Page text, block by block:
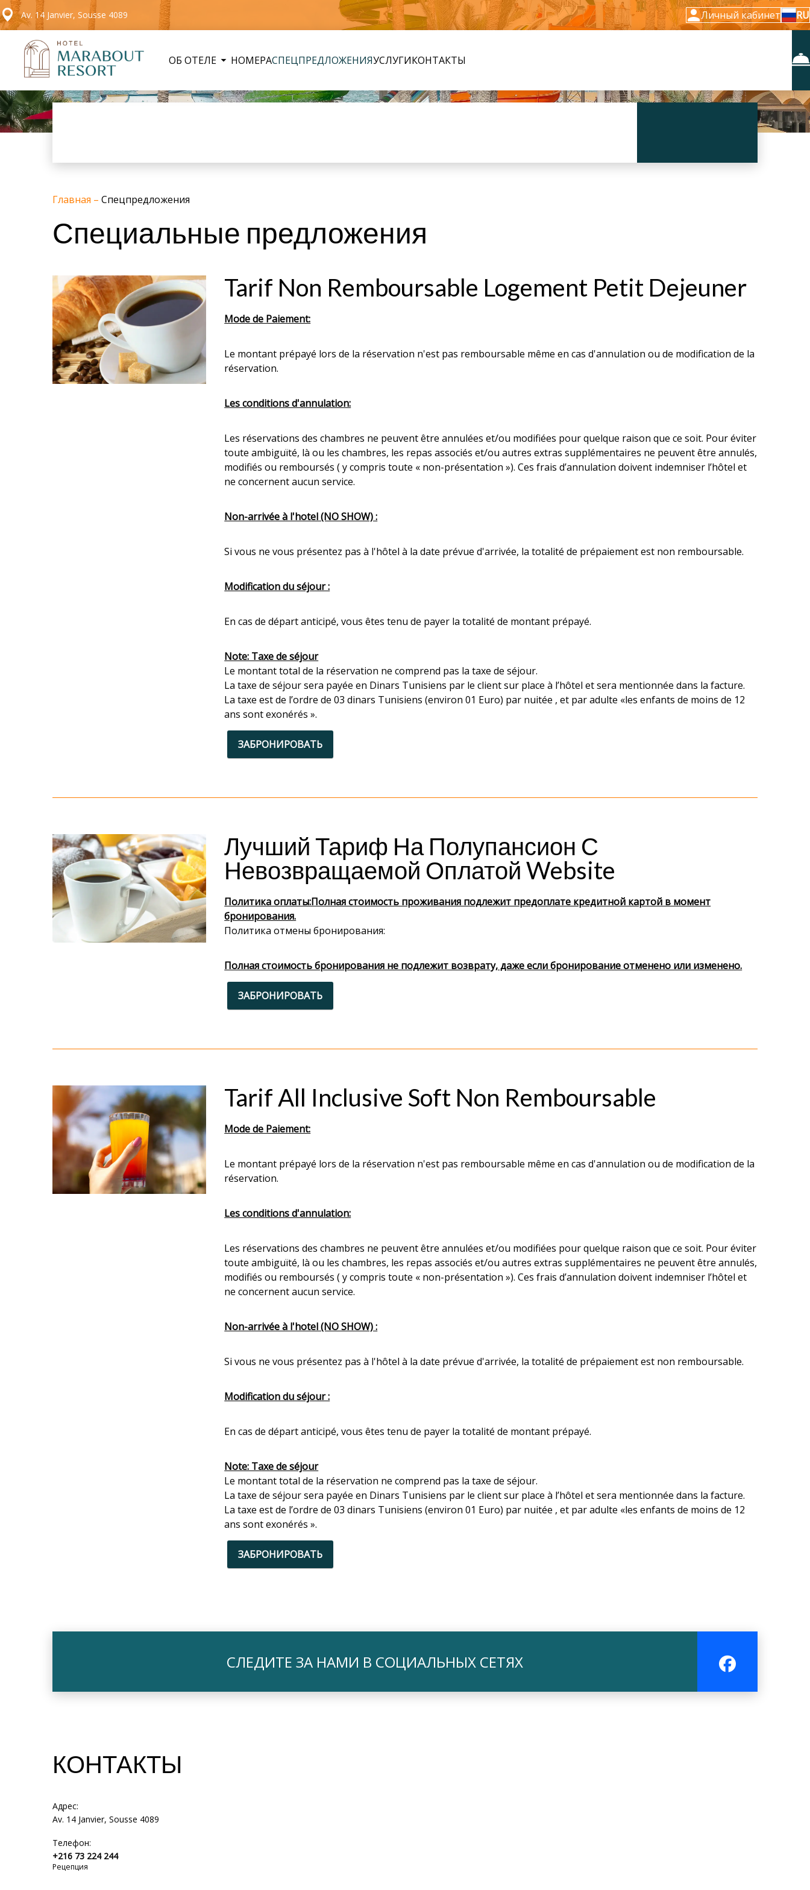
Av. 14 Janvier, Sousse 4089 Личный кабинет RU
ОБ ОТЕЛЕ НОМЕРАСПЕЦПРЕДЛОЖЕНИЯУСЛУГИКОНТАКТЫ
Главная – Спецпредложения
Специальные предложения
Tarif Non Remboursable Logement Petit Dejeuner
Mode de Paiement:
Le montant prépayé lors de la réservation n'est pas remboursable même en cas d'annulation ou de modification de la
réservation.
Les conditions d'annulation:
Les réservations des chambres ne peuvent être annulées et/ou modifiées pour quelque raison que ce soit. Pour éviter
toute ambiguïté, là ou les chambres, les repas associés et/ou autres extras supplémentaires ne peuvent être annulés,
modifiés ou remboursés ( y compris toute « non-présentation »). Ces frais d’annulation doivent indemniser l’hôtel et
ne concernent aucun service.
Non-arrivée à l'hotel (NO SHOW) :
Si vous ne vous présentez pas à l'hôtel à la date prévue d'arrivée, la totalité de prépaiement est non remboursable.
Modification du séjour :
En cas de départ anticipé, vous êtes tenu de payer la totalité de montant prépayé.
Note: Taxe de séjour
Le montant total de la réservation ne comprend pas la taxe de séjour.
La taxe de séjour sera payée en Dinars Tunisiens par le client sur place à l’hôtel et sera mentionnée dans la facture.
La taxe est de l’ordre de 03 dinars Tunisiens (environ 01 Euro) par nuitée , et par adulte «les enfants de moins de 12
ans sont exonérés ».
ЗАБРОНИРОВАТЬ
Лучший Тариф На Полупансион С
Невозвращаемой Оплатой Website
Политика оплаты:Полная стоимость проживания подлежит предоплате кредитной картой в момент
бронирования.
Политика отмены бронирования:
Полная стоимость бронирования не подлежит возврату, даже если бронирование отменено или изменено.
ЗАБРОНИРОВАТЬ
Tarif All Inclusive Soft Non Remboursable
Mode de Paiement:
Le montant prépayé lors de la réservation n'est pas remboursable même en cas d'annulation ou de modification de la
réservation.
Les conditions d'annulation:
Les réservations des chambres ne peuvent être annulées et/ou modifiées pour quelque raison que ce soit. Pour éviter
toute ambiguïté, là ou les chambres, les repas associés et/ou autres extras supplémentaires ne peuvent être annulés,
modifiés ou remboursés ( y compris toute « non-présentation »). Ces frais d’annulation doivent indemniser l’hôtel et
ne concernent aucun service.
Non-arrivée à l'hotel (NO SHOW) :
Si vous ne vous présentez pas à l'hôtel à la date prévue d'arrivée, la totalité de prépaiement est non remboursable.
Modification du séjour :
En cas de départ anticipé, vous êtes tenu de payer la totalité de montant prépayé.
Note: Taxe de séjour
Le montant total de la réservation ne comprend pas la taxe de séjour.
La taxe de séjour sera payée en Dinars Tunisiens par le client sur place à l’hôtel et sera mentionnée dans la facture.
La taxe est de l’ordre de 03 dinars Tunisiens (environ 01 Euro) par nuitée , et par adulte «les enfants de moins de 12
ans sont exonérés ».
ЗАБРОНИРОВАТЬ
СЛЕДИТЕ ЗА НАМИ В СОЦИАЛЬНЫХ СЕТЯХ
КОНТАКТЫ
Адрес:
Av. 14 Janvier, Sousse 4089
Телефон:
+216 73 224 244
Рецепция